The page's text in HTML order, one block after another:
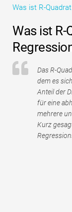
Tutorials zur
Vollständige
Was ist R-
Was ist R-
Das R-
dem es
Anteil der
für eine
mehrere
Kurz